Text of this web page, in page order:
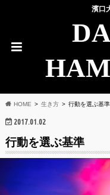
濱口
HOME 生き方 行動を選ぶ基準
2017.01.02
行動を選ぶ基準